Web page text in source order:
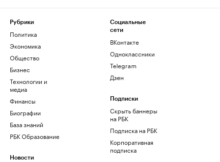
Рубрики
Политика
Экономика
Общество
Бизнес
Технологии и
медиа
Финансы
Биографии
База знаний
РБК Образование
Новости
Социальные
сети
ВКонтакте
Одноклассники
Telegram
Дзен
Подписки
Скрыть баннеры
на РБК
Подписка на РБК
Корпоративная
подписка